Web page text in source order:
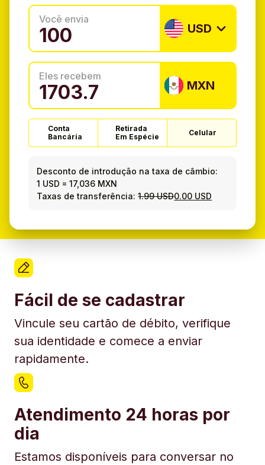
Você envia
USD
Eles recebem
MXN
Conta
Bancária
Retirada
Em Espécie
Celular
Desconto de introdução na taxa de câmbio:
1 USD =17,036 MXN
Taxas de transferência:1.99 USD0.00 USD
Fácil de se cadastrar
Vincule seu cartão de débito, verifique
sua identidade e comece a enviar
rapidamente.
Atendimento 24 horas por
dia
Estamos disponíveis para conversar no